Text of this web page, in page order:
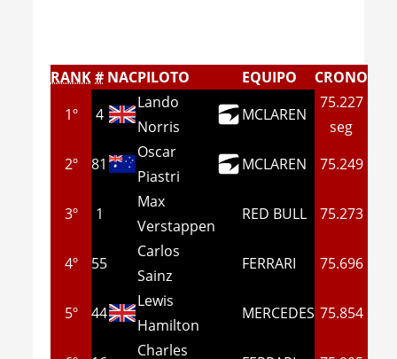
RANK # NACPILOTO EQUIPO
CRONO
1º
4
Lando
Norris
MCLAREN
75.227
seg
2º
81
Oscar
Piastri
MCLAREN 75.249
3º 1
Max
Verstappen
RED BULL 75.273
4º 55
Carlos
Sainz
FERRARI 75.696
5º 44
Lewis
Hamilton
MERCEDES 75.854
Charles